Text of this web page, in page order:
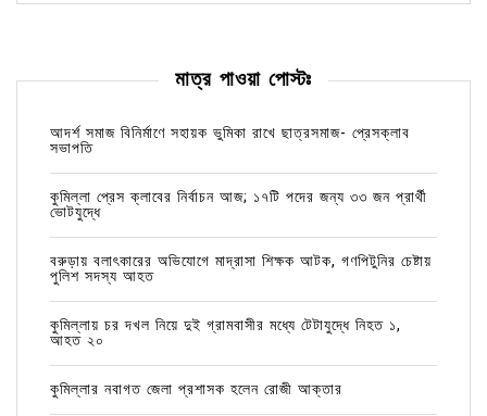
মাত্র পাওয়া পোস্টঃ
আদর্শ সমাজ বিনির্মাণে সহায়ক ভুমিকা রাখে ছাত্রসমাজ- প্রেসক্লাব
সভাপতি
কুমিল্লা প্রেস ক্লাবের নির্বাচন আজ; ১৭টি পদের জন্য ৩৩ জন প্রার্থী
ভোটযুদ্ধে
বরুড়ায় বলাৎকারের অভিযোগে মাদ্রাসা শিক্ষক আটক, গণপিটুনির চেষ্টায়
পুলিশ সদস্য আহত
কুমিল্লায় চর দখল নিয়ে দুই গ্রামবাসীর মধ্যে টেটাযুদ্ধে নিহত ১,
আহত ২০
কুমিল্লার নবাগত জেলা প্রশাসক হলেন রোজী আক্তার